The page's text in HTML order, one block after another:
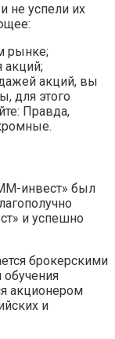
не успели их
рынке;
акций;
акций, вы
для этого
Правда,
инвест» был
и успешно
брокерскими
обучения
акционером
и